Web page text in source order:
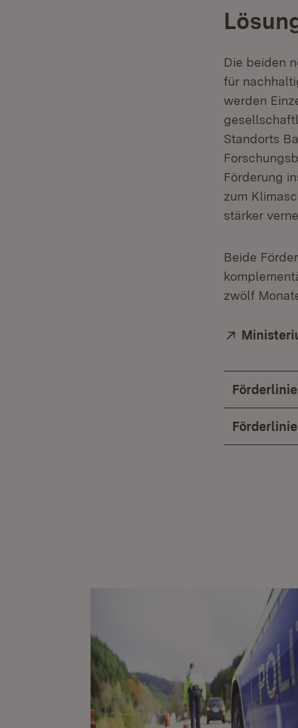
Die beiden
für
werden
Standorts
Förderung
zum
stärker
Beide
zwölf
Extern: